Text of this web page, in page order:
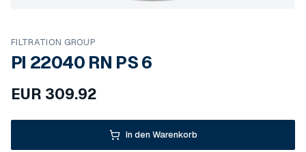
FILTRATION GROUP
PI 22040 RN PS 6
EUR 309.92
In den Warenkorb